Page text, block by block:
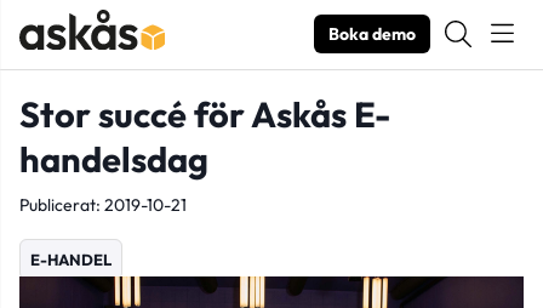
Boka demo
Stor succé för Askås E-
handelsdag
Publicerat: 2019-10-21
E-HANDEL